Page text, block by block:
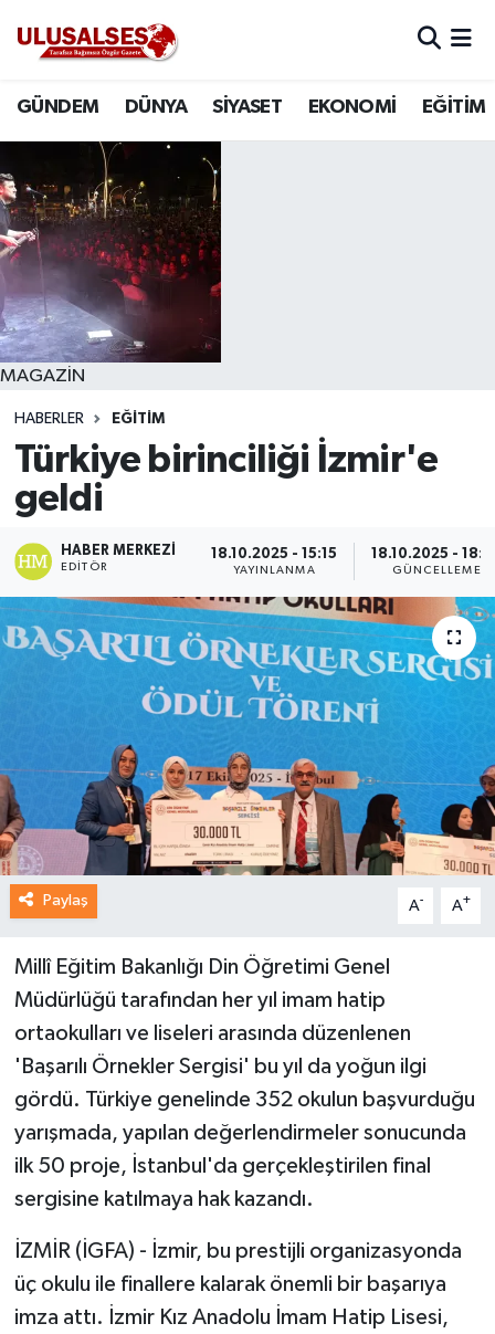
GÜNDEM DÜNYA SİYASET EKONOMİ EĞİTİM
MAGAZİN
HABERLER EĞİTİM
Türkiye birinciliği İzmir'e
geldi
HABER MERKEZI
EDITÖR
18.10.2025 - 15:15
YAYINLANMA
18.10.2025 -
GÜNCELLEME
Paylaş A- A+
Millî Eğitim Bakanlığı Din Öğretimi Genel
Müdürlüğü tarafından her yıl imam hatip
ortaokulları ve liseleri arasında düzenlenen
'Başarılı Örnekler Sergisi' bu yıl da yoğun ilgi
gördü. Türkiye genelinde 352 okulun başvurduğu
yarışmada, yapılan değerlendirmeler sonucunda
ilk 50 proje, İstanbul'da gerçekleştirilen final
sergisine katılmaya hak kazandı.
İZMİR (İGFA) - İzmir, bu prestijli organizasyonda
üç okulu ile finallere kalarak önemli bir başarıya
imza attı. İzmir Kız Anadolu İmam Hatip Lisesi,
DÜNYA
SİYASET
EKONOMİ
EĞİTİM
SAĞLIK
MAGAZİN
SPOR
Trafik Durumu
Süper Lig Puan Durumu ve Fikstür
Tüm Manşetler
Son Dakika Haberleri
Haber Arşivi